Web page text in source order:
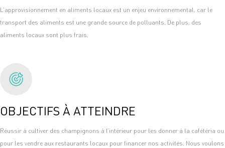
L’approvisionnement en aliments locaux est un enjeu environnemental, car le
transport des aliments est une grande source de polluants. De plus, des
aliments locaux sont plus frais.
OBJECTIFS À ATTEINDRE
Réussir à cultiver des champignons à l’intérieur pour les donner à la cafétéria ou
pour les vendre aux restaurants locaux pour financer nos activités. Nous voulons